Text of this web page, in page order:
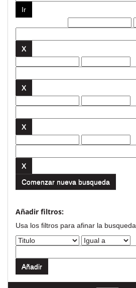
Comenzar nueva busqueda
Añadir filtros:
Usa los filtros para afinar la busqueda.